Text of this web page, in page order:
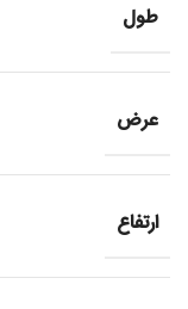
طول
عرض
ارتفاع